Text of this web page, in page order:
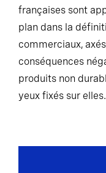
françaises sont
plan dans la
commerciaux,
conséquences
produits non
yeux fixés sur elles.